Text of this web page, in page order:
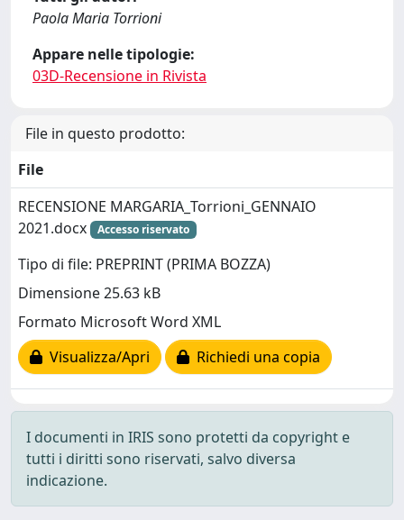
Paola Maria Torrioni
Appare nelle tipologie:
03D-Recensione in Rivista
File in questo prodotto:
File
RECENSIONE MARGARIA_Torrioni_GENNAIO
2021.docx
Accesso riservato
Tipo di file: PREPRINT (PRIMA BOZZA)
Dimensione 25.63 kB
Formato Microsoft Word XML
Visualizza/Apri
Richiedi una copia
I documenti in IRIS sono protetti da copyright e
tutti i diritti sono riservati, salvo diversa
indicazione.